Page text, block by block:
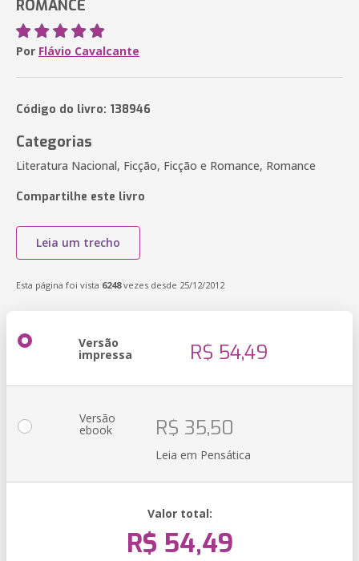
ROMANCE
Por Flávio Cavalcante
Código do livro: 138946
Categorias
Literatura Nacional, Ficção, Ficção e Romance, Romance
Compartilhe este livro
Leia um trecho
Esta página foi vista 6248vezes desde 25/12/2012
Versão
impressa R$ 54,49
Versão
ebook R$ 35,50
Leia em Pensática
Valor total:
R$ 54,49